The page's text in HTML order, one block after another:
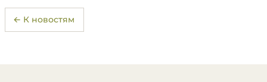
← К новостям